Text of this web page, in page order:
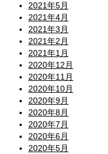
2021年5月
2021年4月
2021年3月
2021年2月
2021年1月
2020年12月
2020年11月
2020年10月
2020年9月
2020年8月
2020年7月
2020年6月
2020年5月